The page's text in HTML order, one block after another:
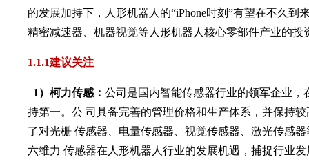
的发展加持下，人形机器人的“iPhone时刻”有望在不久到
精密减速器、机器视觉等人形机器人核心零部件产业的投
1.1.1建议关注
1）柯力传感： 公司是国内智能传感器行业的领军企业，
持第一。公 司具备完善的管理价格和生产体系，并保持
了对光栅 传感器、电量传感器、视觉传感器、激光传感
六维力 传感器在人形机器人行业的发展机遇，捕捉行业